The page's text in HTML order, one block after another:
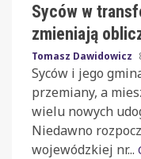
Syców w
zmieniają
Tomasz Dawidowicz
Syców i jego
przemiany, a
wielu nowych
Niedawno
wojewódzkiej nr...